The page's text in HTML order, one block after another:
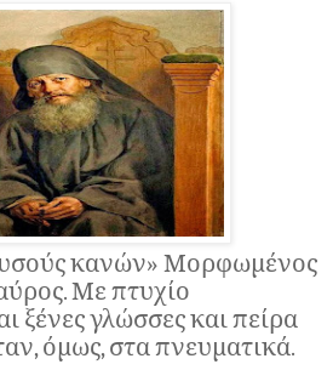
κανών» Μορφωμένος
Με πτυχίο
ξένες γλώσσες και πείρα
όμως, στα πνευματικά.